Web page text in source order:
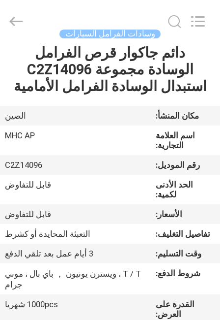
الصفحة
الرئيسية
معلومات
جولة
المعمل
مراقبة
الجودة
Limited.
وسادات الفرامل السيارات
دائم جاكوار قرص الفرامل
الوسادة مجموعة C2Z14096
استبدال الوسادة الفرامل الأمامية
مكان المنشأ:
الصين
اسم العلامة
التجارية:
MHC AP
رقم الموديل:
C2Z14096
الحد الأدنى
لكمية:
قابل للتفاوض
الأسعار:
قابل للتفاوض
تفاصيل التغليف:
التعبئة المحايدة أو كشرط
وقت التسليم:
3 أيام عمل بعد تلقي الدفع
شروط الدفع:
T / T ، ويسترن يونيون ， باي بال ، موني
جرام
القدرة على
العرض:
1000pcs شهريا